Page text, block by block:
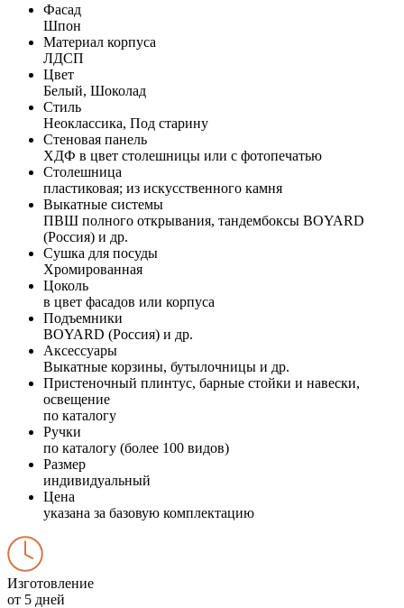
Фасад
Шпон
Материал корпуса
ЛДСП
Цвет
Белый, Шоколад
Стиль
Неоклассика, Под старину
Стеновая панель
ХДФ в цвет столешницы или с фотопечатью
Столешница
пластиковая; из искусственного камня
Выкатные системы
ПВШ полного открывания, тандембоксы BOYARD
(Россия) и др.
Сушка для посуды
Хромированная
Цоколь
в цвет фасадов или корпуса
Подъемники
BOYARD (Россия) и др.
Аксессуары
Выкатные корзины, бутылочницы и др.
Пристеночный плинтус, барные стойки и навески,
освещение
по каталогу
Ручки
по каталогу (более 100 видов)
Размер
индивидуальный
Цена
указана за базовую комплектацию
Изготовление
от 5 дней